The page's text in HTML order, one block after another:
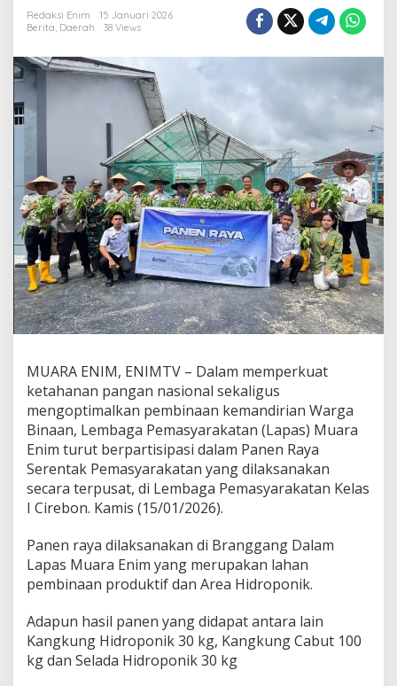
e
a
n
a
n
P
a
n
g
a
n
,
L
a
p
M
u
a
r
a
E
n
i
m
u
t
i
a
n
e
n
Redaksi Enim
15 Januari 2026
Berita, Daerah 38 Views
MUARA ENIM, ENIMTV – Dalam memperkuat
ketahanan pangan nasional sekaligus
mengoptimalkan pembinaan kemandirian Warga
Binaan, Lembaga Pemasyarakatan (Lapas) Muara
Enim turut berpartisipasi dalam Panen Raya
Serentak Pemasyarakatan yang dilaksanakan
secara terpusat, di Lembaga Pemasyarakatan Kelas
I Cirebon. Kamis (15/01/2026).
Panen raya dilaksanakan di Branggang Dalam
Lapas Muara Enim yang merupakan lahan
pembinaan produktif dan Area Hidroponik.
Adapun hasil panen yang didapat antara lain
Kangkung Hidroponik 30 kg, Kangkung Cabut 100
kg dan Selada Hidroponik 30 kg